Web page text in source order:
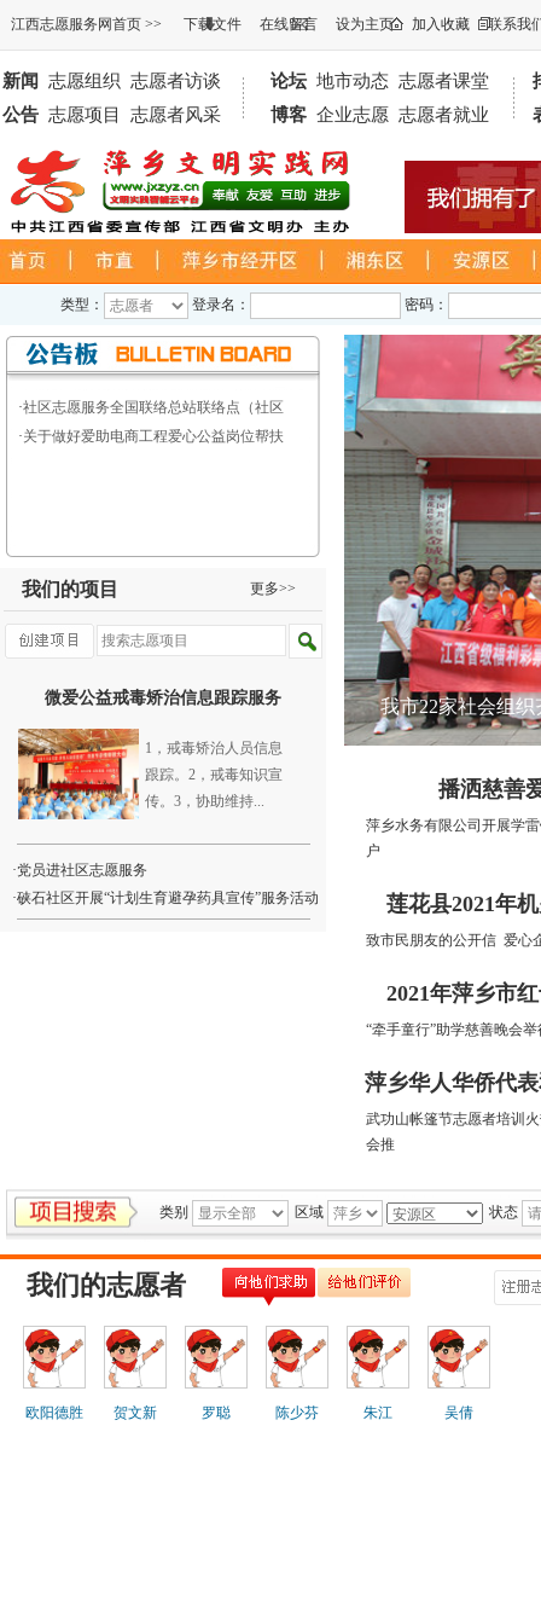
江西志愿服务网首页 >> 下载文件 在线留言 设为主页加入收藏联系我
新闻 志愿组织 志愿者访谈 论坛 地市动态 志愿者课堂
公告 志愿项目 志愿者风采 博客 企业志愿 志愿者就业
类型： 登录名： 密码：
·社区志愿服务全国联络总站联络点（社区
·关于做好爱助电商工程爱心公益岗位帮扶
我们的项目 更多>>
微爱公益戒毒矫治信息跟踪服务
1，戒毒矫治人员信息
跟踪。2，戒毒知识宣
传。3，协助维持...
·党员进社区志愿服务
·硖石社区开展“计划生育避孕药具宣传”服务活动
我市22家社会组
播洒慈善
萍乡水务有限公司开展学
户
莲花县2021年
致市民朋友的公开信 爱心
2021年萍乡市
“牵手童行”助学慈善晚会举
萍乡华人华侨代
武功山帐篷节志愿者培训
会推
类别 区域 状态
我们的志愿者
欧阳德胜 贺文新 罗聪 陈少芬 朱江 吴倩